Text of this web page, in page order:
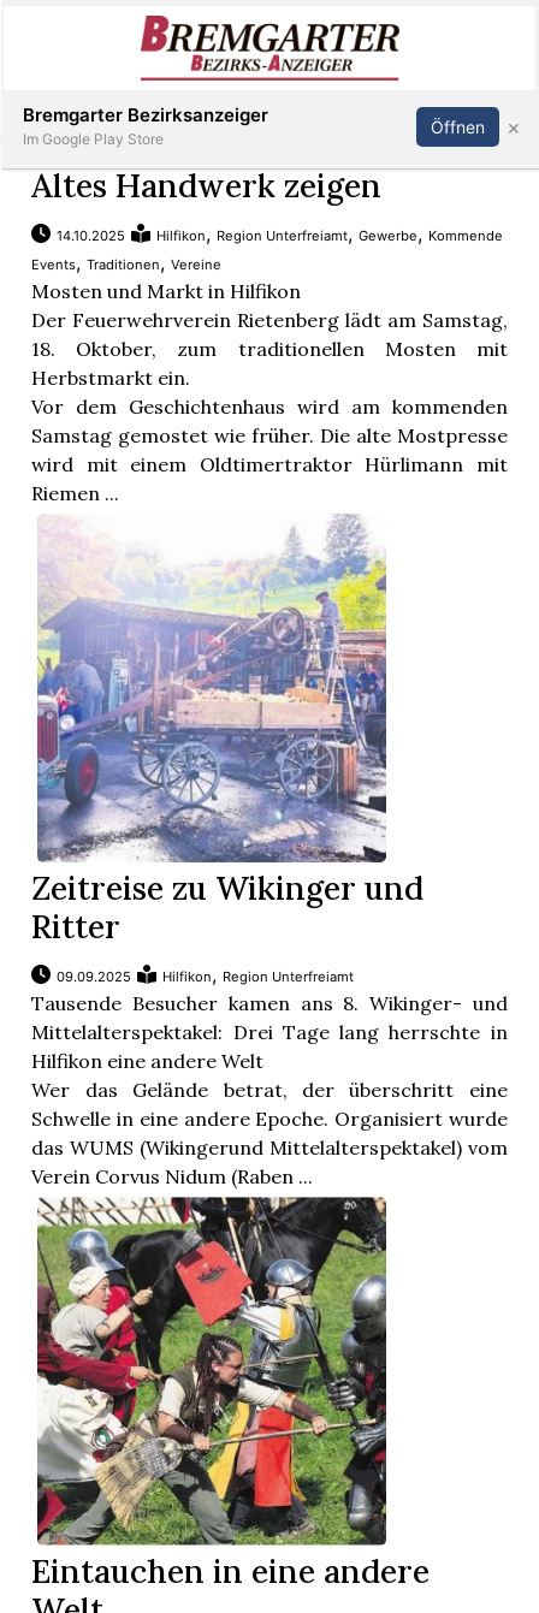
Immobilien
Veranstaltungen
Stellen
E-
Paper
Newsletter
App
Bremgarten
Inserieren Abonnieren Anmelden
Altes Handwerk zeigen
14.10.2025 Hilfikon, Region Unterfreiamt,Gewerbe, Kommende
Events,Traditionen,Vereine
Mosten und Markt in Hilfikon
Der Feuerwehrverein Rietenberg lädt am Samstag,
18. Oktober, zum traditionellen Mosten mit
Herbstmarkt ein.
Vor dem Geschichtenhaus wird am kommenden
Samstag gemostet wie früher. Die alte Mostpresse
wird mit einem Oldtimertraktor Hürlimann mit
Riemen ...
Zeitreise zu Wikinger und
Ritter
09.09.2025 Hilfikon, Region Unterfreiamt
Tausende Besucher kamen ans 8. Wikinger- und
Mittelalterspektakel: Drei Tage lang herrschte in
Hilfikon eine andere Welt
Wer das Gelände betrat, der überschritt eine
Schwelle in eine andere Epoche. Organisiert wurde
das WUMS (Wikingerund Mittelalterspektakel) vom
Verein Corvus Nidum (Raben ...
Eintauchen in eine andere
Bremgarter Bezirksanzeiger
Im Google Play Store
Öffnen ×